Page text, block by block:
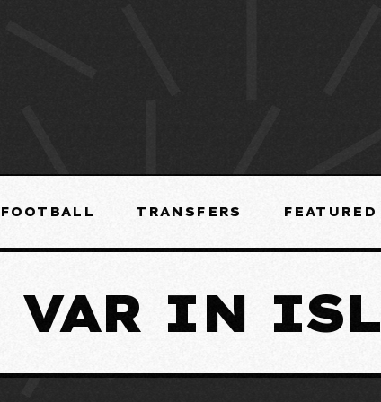
FOOTBALL TRANSFERS FEATURED
VAR IN ISL